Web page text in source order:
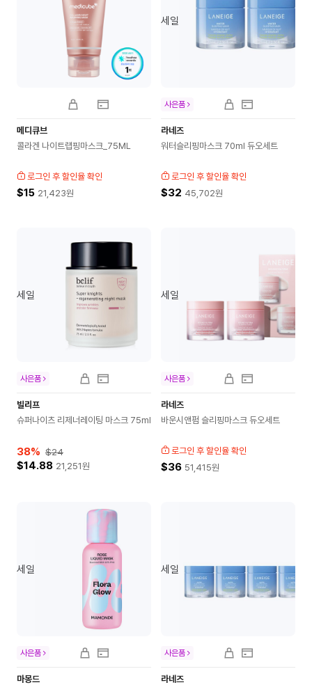
메디큐브
콜라겐 나이트랩핑마스크_75ML
로그인 후 할인율 확인
$15 21,423원
세일
라네즈
워터슬리핑마스크 70ml 듀오세트
로그인 후 할인율 확인
$32 45,702원
사은품
세일
빌리프
슈퍼나이츠 리제너레이팅 마스크 75ml
38% $24
$14.88 21,251원
사은품
세일
라네즈
바운시앤펌 슬리핑마스크 듀오세트
로그인 후 할인율 확인
$36 51,415원
사은품
세일
마몽드
사은품
세일
라네즈
사은품